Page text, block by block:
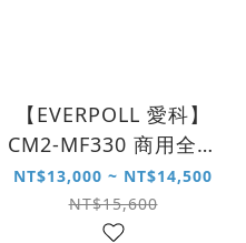
【EVERPOLL 愛科】
CM2-MF330 商用全效
複合式淨水系統
NT$13,000 ~ NT$14,500
NT$15,600